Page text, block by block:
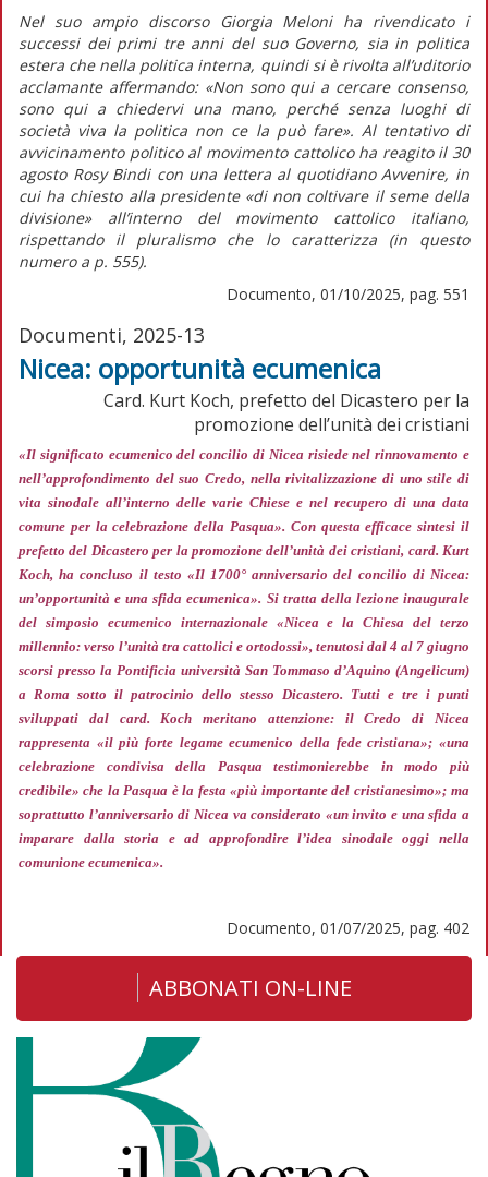
Nel suo ampio discorso Giorgia Meloni ha rivendicato i
successi dei primi tre anni del suo Governo, sia in politica
estera che nella politica interna, quindi si è rivolta all’uditorio
acclamante affermando:«Non sono qui a cercare consenso,
sono qui a chiedervi una mano, perché senza luoghi di
società viva la politica non ce la può fare». Al tentativo di
avvicinamento politico al movimento cattolico ha reagito il 30
agosto Rosy Bindi con una lettera al quotidianoAvvenire, in
cui ha chiesto alla presidente«di non coltivare il seme della
divisione» all’interno del movimento cattolico italiano,
rispettando il pluralismo che lo caratterizza (inquesto
numero a p. 555).
Documento, 01/10/2025, pag. 551
Documenti, 2025-13
Nicea: opportunità ecumenica
Card. Kurt Koch, prefetto del Dicastero per la
promozione dell’unità dei cristiani
«Il significato ecumenico del concilio di Nicea risiede nel rinnovamento e
nell’approfondimento del suo Credo, nella rivitalizzazione di uno stile di
vita sinodale all’interno delle varie Chiese e nel recupero di una data
comune per la celebrazione della Pasqua». Con questa efficace sintesi il
prefetto del Dicastero per la promozione dell’unità dei cristiani, card. Kurt
Koch, ha concluso il testo «Il 1700° anniversario del concilio di Nicea:
un’opportunità e una sfida ecumenica». Si tratta della lezione inaugurale
del simposio ecumenico internazionale «Nicea e la Chiesa del terzo
millennio: verso l’unità tra cattolici e ortodossi», tenutosi dal 4 al 7 giugno
scorsi presso la Pontificia università San Tommaso d’Aquino (Angelicum)
a Roma sotto il patrocinio dello stesso Dicastero. Tutti e tre i punti
sviluppati dal card. Koch meritano attenzione: il Credo di Nicea
rappresenta «il più forte legame ecumenico della fede cristiana»; «una
celebrazione condivisa della Pasqua testimonierebbe in modo più
credibile»che la Pasqua è la festa«più importante del cristianesimo»; ma
soprattutto l’anniversario di Nicea va considerato «un invito e una sfida a
imparare dalla storia e ad approfondire l’idea sinodale oggi nella
comunione ecumenica».
Documento, 01/07/2025, pag. 402
ABBONATI ON-LINE